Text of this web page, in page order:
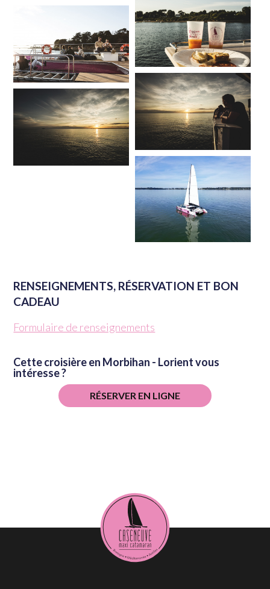
RENSEIGNEMENTS, RÉSERVATION ET BON
CADEAU
Formulaire de renseignements
Cette croisière en Morbihan - Lorient vous
intéresse ?
RÉSERVER EN LIGNE